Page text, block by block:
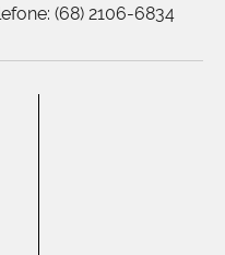
(68) 2106-6834